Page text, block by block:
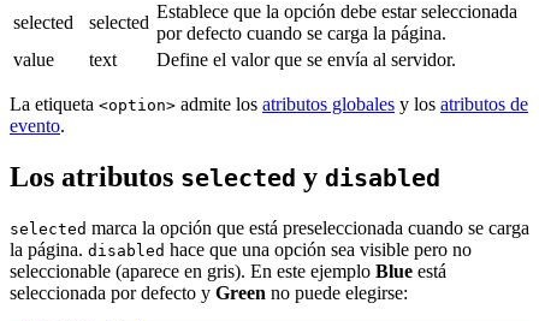
selected
selected
Establece que la opción debe estar seleccionada
por defecto cuando se carga la página.
value
text Define el valor que se envía al servidor.
La etiqueta <option> admite los atributos globales y los atributos de
evento.
Los atributos selected y disabled
selected marca la opción que está preseleccionada cuando se carga
la página. disabled hace que una opción sea visible pero no
seleccionable (aparece en gris). En este ejemplo Blue está
seleccionada por defecto y Green no puede elegirse: